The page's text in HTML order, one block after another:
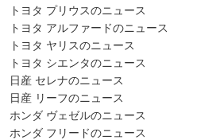
トヨタ プリウスのニュース
トヨタ アルファードのニュース
トヨタ ヤリスのニュース
トヨタ シエンタのニュース
日産 セレナのニュース
日産 リーフのニュース
ホンダ ヴェゼルのニュース
ホンダ フリードのニュース